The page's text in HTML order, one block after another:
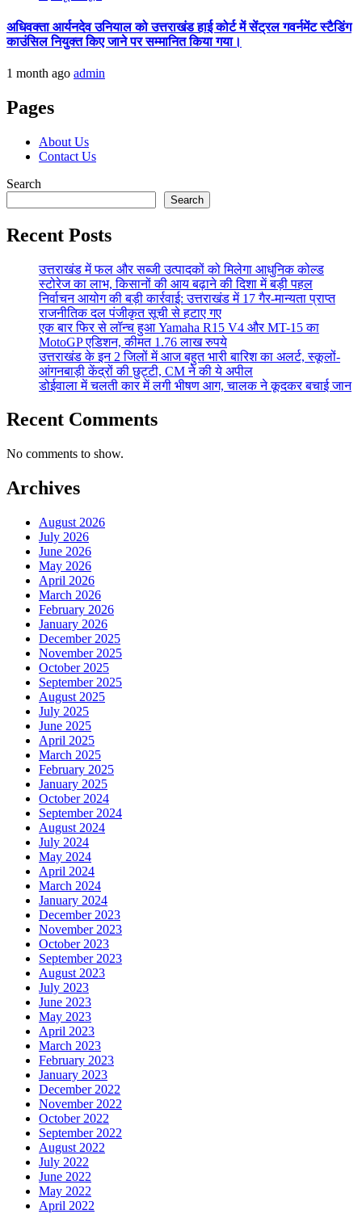
अधिवक्ता आर्यनदेव उनियाल को उत्तराखंड हाई कोर्ट में सेंट्रल गवर्नमेंट स्टैडिंग
काउंसिल नियुक्त किए जाने पर सम्मानित किया गया।
1 month ago admin
Pages
About Us
Contact Us
Search
Search
Recent Posts
उत्तराखंड में फल और सब्जी उत्पादकों को मिलेगा आधुनिक कोल्ड
स्टोरेज का लाभ, किसानों की आय बढ़ाने की दिशा में बड़ी पहल
निर्वाचन आयोग की बड़ी कार्रवाई: उत्तराखंड में 17 गैर-मान्यता प्राप्त
राजनीतिक दल पंजीकृत सूची से हटाए गए
एक बार फिर से लॉन्च हुआ Yamaha R15 V4 और MT-15 का
MotoGP एडिशन, कीमत 1.76 लाख रुपये
उत्तराखंड के इन 2 जिलों में आज बहुत भारी बारिश का अलर्ट, स्कूलों-
आंगनबाड़ी केंद्रों की छुट्टी, CM ने की ये अपील
डोईवाला में चलती कार में लगी भीषण आग, चालक ने कूदकर बचाई जान
Recent Comments
No comments to show.
Archives
August 2026
July 2026
June 2026
May 2026
April 2026
March 2026
February 2026
January 2026
December 2025
November 2025
October 2025
September 2025
August 2025
July 2025
June 2025
April 2025
March 2025
February 2025
January 2025
October 2024
September 2024
August 2024
July 2024
May 2024
April 2024
March 2024
January 2024
December 2023
November 2023
October 2023
September 2023
August 2023
July 2023
June 2023
May 2023
April 2023
March 2023
February 2023
January 2023
December 2022
November 2022
October 2022
September 2022
August 2022
July 2022
June 2022
May 2022
April 2022